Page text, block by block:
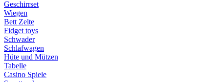
Geschirrset
Wiegen
Bett Zelte
Fidget toys
Schwader
Schlafwagen
Hüte und Mützen
Tabelle
Casino Spiele